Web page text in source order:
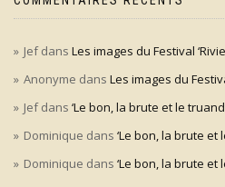
Jefdans Les images du Festival
Anonyme dans Les images du
Jefdans ‘Le bon, la brute et le
Dominique dans ‘Le bon, la brute et
Dominique dans ‘Le bon, la brute et